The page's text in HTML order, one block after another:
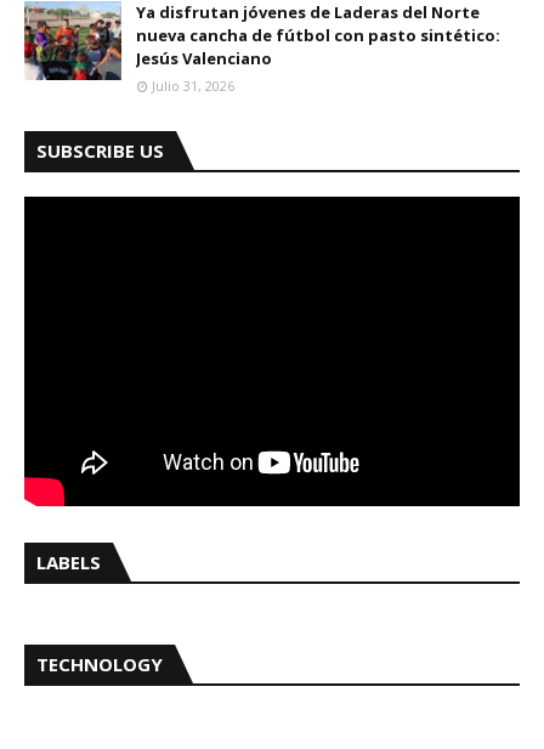
Ya disfrutan jóvenes de Laderas del Norte
nueva cancha de fútbol con pasto sintético:
Jesús Valenciano
Julio 31, 2026
SUBSCRIBE US
LABELS
TECHNOLOGY